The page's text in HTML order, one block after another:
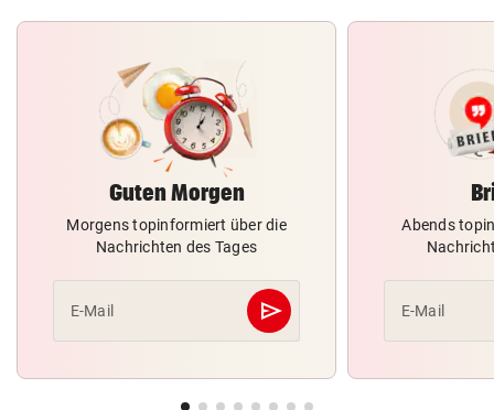
Guten Morgen
Morgens topinformiert über die
Nachrichten des Tages
E-Mail send
Abschicken
Abends
E-Mail